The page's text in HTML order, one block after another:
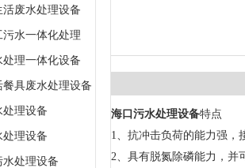
活废水处理设备
污水一体化处理
处理一体化设备
餐具废水处理设备
处理设备
处理设备
水处理设备
海口污水处理设备特点
1、抗冲击负荷的能力强，
2、具有脱氮除磷能力，并